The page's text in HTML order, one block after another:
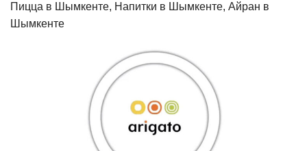
Пицца в Шымкенте, Напитки в Шымкенте, Айран в
Шымкенте